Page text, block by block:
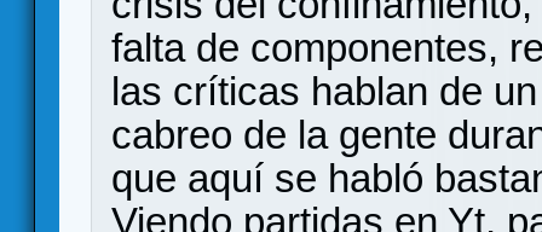
falta de componentes,
las críticas hablan de
cabreo de la gente
que aquí se habló
Viendo partidas en Yt,